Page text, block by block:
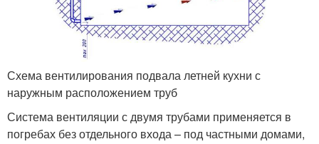
Схема вентилирования подвала летней кухни с
наружным расположением труб
Система вентиляции с двумя трубами применяется в
погребах без отдельного входа – под частными домами,